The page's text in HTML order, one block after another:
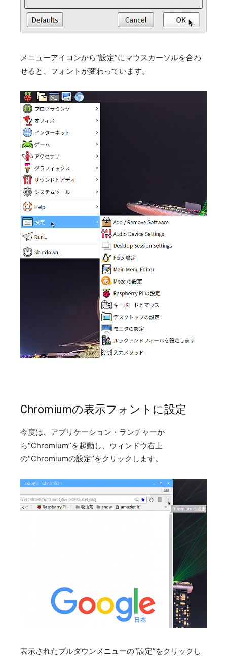
メニューアイコンから“設定”にマウスカーソルを合わ
せると、フォントが変わっています。
Chromiumの表示フォントに設定
今度は、アプリケーション・ランチャーか
ら“Chromium”を起動し、ウィンドウ右上
の“Chromiumの設定”をクリックします。
表示されたプルダウンメニューの“設定”をクリックし